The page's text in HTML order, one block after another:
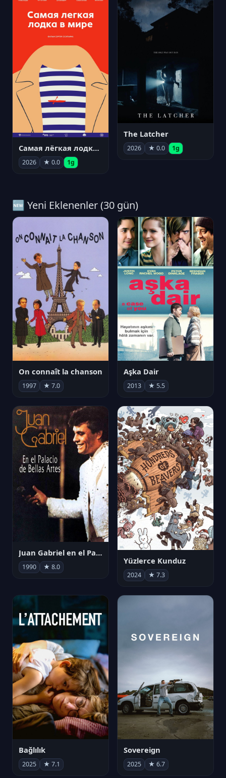
Самая лёгкая лодка в мире
2026 ★ 0.0 1g
The Latcher
2026 ★ 0.0 1g
🆕 Yeni Eklenenler (30 gün)
On connaît la chanson
1997 ★ 7.0
Aşka Dair
2013 ★ 5.5
Juan Gabriel en el Palacio de Bellas Artes
1990 ★ 8.0
Yüzlerce Kunduz
2024 ★ 7.3
Bağlılık
2025 ★ 7.1
Sovereign
2025 ★ 6.7